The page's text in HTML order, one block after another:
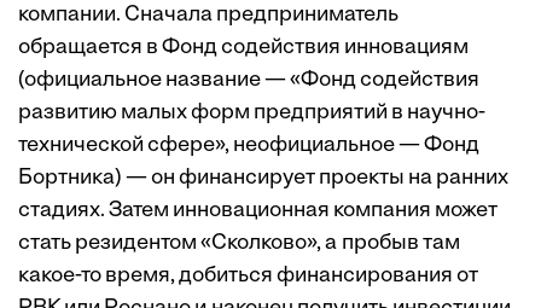
компании. Сначала предприниматель
обращается в Фонд содействия инновациям
(официальное название — «Фонд содействия
развитию малых форм предприятий в научно-
технической сфере», неофициальное — Фонд
Бортника) — он финансирует проекты на ранних
стадиях. Затем инновационная компания может
стать резидентом «Сколково», а пробыв там
какое-то время, добиться финансирования от